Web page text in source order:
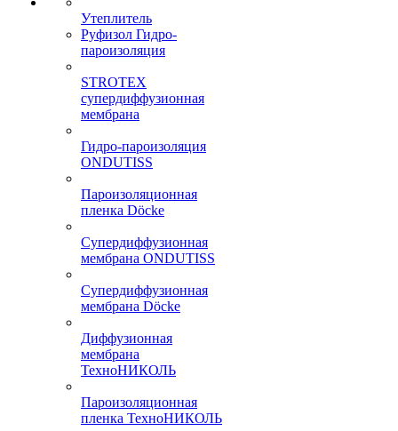
Утеплитель
Руфизол Гидро-
пароизоляция
STROTEX
супердиффузионная
мембрана
Гидро-пароизоляция
ONDUTISS
Пароизоляционная
пленка Döcke
Супердиффузионная
мембрана ONDUTISS
Супердиффузионная
мембрана Döcke
Диффузионная
мембрана
ТехноНИКОЛЬ
Пароизоляционная
пленка ТехноНИКОЛЬ